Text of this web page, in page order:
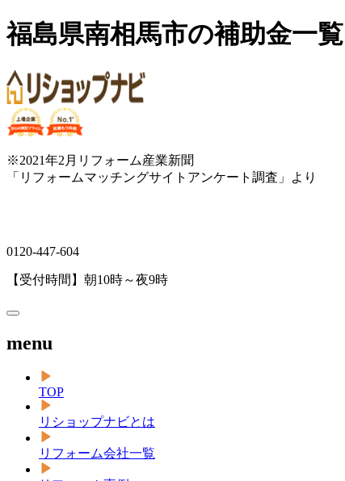
福島県南相馬市の補助金一覧
※2021年2月リフォーム産業新聞
「リフォームマッチングサイトアンケート調査」より
0120-447-604
【受付時間】朝10時～夜9時
menu
TOP
リショップナビとは
リフォーム会社一覧